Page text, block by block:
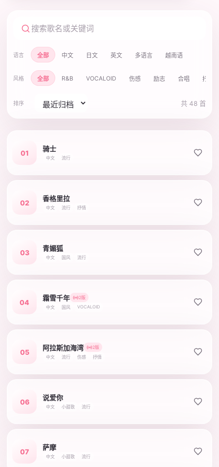
语言 全部 中文 日文 英文 多语言 越南语
风格 全部 R&B VOCALOID 伤感 励志 合唱 抒情
排序 共 48 首
01
骑士
中文 流行
02
香格里拉
中文 流行 抒情
03
青媚狐
中文 国风 流行
04
霜雪千年
2版
中文
国风 VOCALOID
05
阿拉斯加海湾
2版
中文
流行 伤感 抒情
06
说爱你
中文 小甜歌 流行
07
萨摩
中文 小甜歌 流行